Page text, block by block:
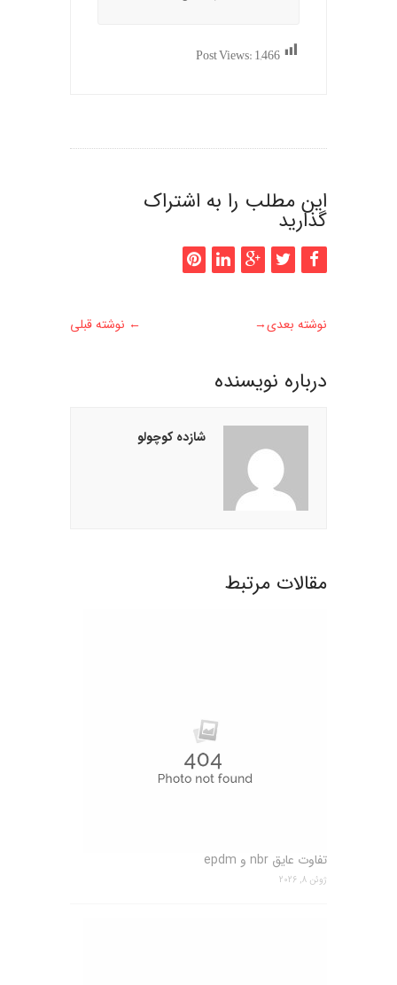
Post Views:1,466
این مطلب را به اشتراک
گذارید
← نوشته قبلی نوشته بعدی→
درباره نويسنده
شازده کوچولو
مقالات مرتبط
تفاوت عایق nbr و epdm
ژوئن 8, 2026